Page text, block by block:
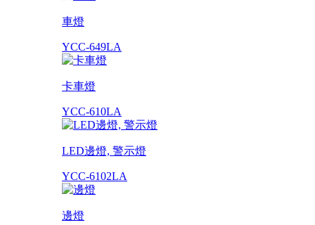
車燈
YCC-649LA
卡車燈
YCC-610LA
LED邊燈, 警示燈
YCC-6102LA
邊燈